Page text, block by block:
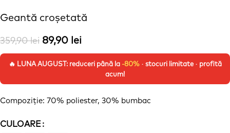
Geantă croșetată
359,90lei 89,90 lei
🔥 LUNA AUGUST: reduceri până la -80%· stocuri limitate · profită
acum!
Compoziție: 70% poliester, 30% bumbac
CULOARE